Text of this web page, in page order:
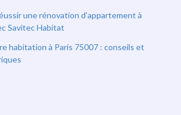
une rénovation d’appartement à
Savitec Habitat
habitation à Paris 75007 : conseils et